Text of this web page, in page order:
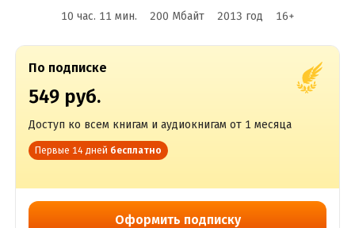
10 час. 11 мин. 200 Мбайт 2013 год 16+
По подписке
549 руб.
Доступ ко всем книгам и аудиокнигам от 1 месяца
Первые 14 дней бесплатно
Оформить подписку